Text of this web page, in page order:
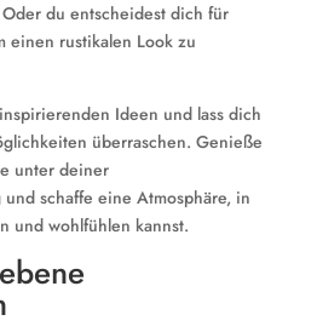
du entscheidest dich für
einen rustikalen Look zu
Ideen und lass dich
überraschen. Genieße
unter deiner
schaffe eine Atmosphäre, in
und wohlfühlen kannst.